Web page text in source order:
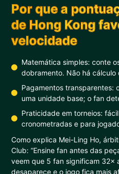
Por que a
de Hong Kong
velocidade
Matemática simples: conte
dobramento. Não há cálculo
Pagamentos transparentes:
uma unidade base; o fan
Praticidade em torneios:
cronometradas e para
Como explica Mei-Ling Ho,
Club: “Ensine fan antes das
veem que 5 fan significam 32×
desaparece e o jogo fica mais